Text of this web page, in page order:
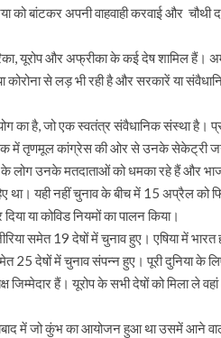
बांटकर अपनी वाहवाही करवाई और चौथी
यूरोप और अफ्रीका के कई देष शामिल हैं।
कोरोना से लड़ भी रही है और सरकारें या
का है, जो एक स्वतंत्र संवैधानिक संस्था है।
में तृणमूल कांग्रेस की ओर से उनके सेकेट्री
के लोग उनके मतदाताओं को धमका रहे हैं और
था। यही नहीं चुनाव के बीच में 15 अप्रैल को
या कोविड नियमों का पालन किया।
समेत 19 देषों में चुनाव हुए। एषिया में भारत
25 देषों में चुनाव संपन्न हुए। पूरी दुनिया के
जिम्मेदार हैं। यूरोप के सभी देषों को मिला ले
में जो कुंभ का आयोजन हुआ था उसमें आने